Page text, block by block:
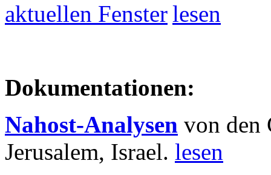
lesen
Dokumentationen:
Nahost-Analysen von den
Jerusalem, Israel. lesen